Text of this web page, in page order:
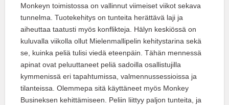
Monkeyn toimistossa on vallinnut viimeiset viikot sekava
tunnelma. Tuotekehitys on tunteita herättävä laji ja
aiheuttaa taatusti myös konflikteja. Hälyn keskiössä on
kuluvalla viikolla ollut Mielenmallipelin kehitystarina sekä
se, kuinka peliä tulisi viedä eteenpäin. Tähän mennessä
apinat ovat peluuttaneet peliä sadoilla osallistujilla
kymmenissä eri tapahtumissa, valmennussessioissa ja
tilanteissa. Olemmepa sitä käyttäneet myös Monkey
Busineksen kehittämiseen. Peliin liittyy paljon tunteita, ja